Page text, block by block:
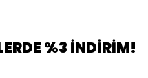
%3 İNDİRİM!